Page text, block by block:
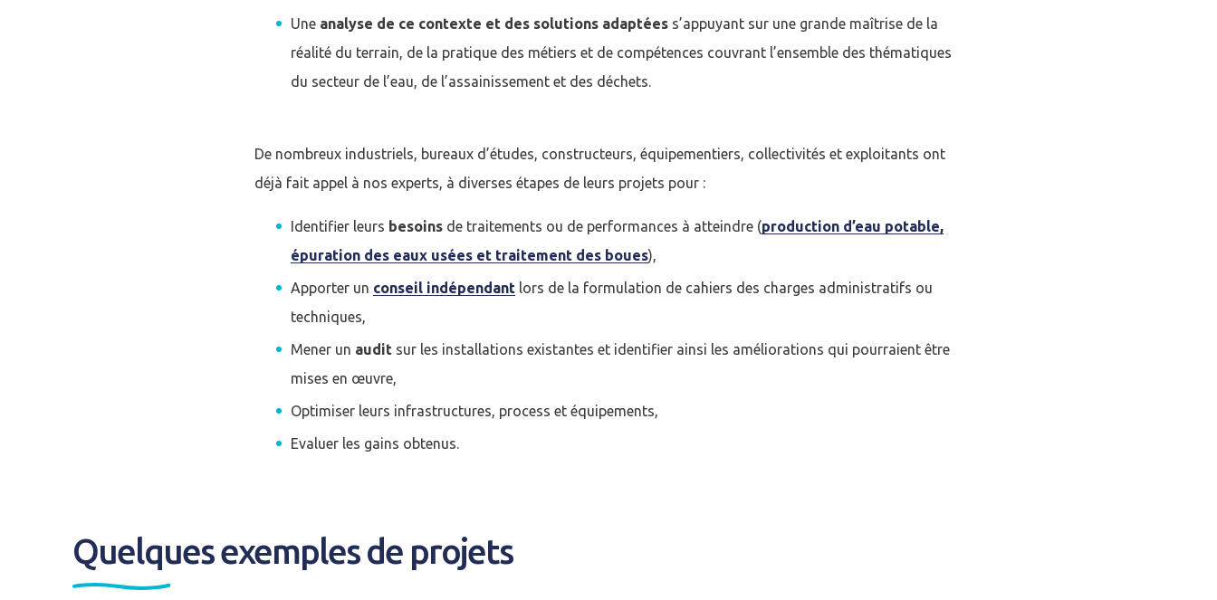
Une analyse de ce contexte et des solutions adaptées s’appuyant sur une grande maîtrise de la
réalité du terrain, de la pratique des métiers et de compétences couvrant l’ensemble des thématiques
du secteur de l’eau, de l’assainissement et des déchets.
De nombreux industriels, bureaux d’études, constructeurs, équipementiers, collectivités et exploitants ont
déjà fait appel à nos experts, à diverses étapes de leurs projets pour :
Identifier leurs besoins de traitements ou de performances à atteindre (production d’eau potable,
épuration des eaux usées et traitement des boues),
Apporter un conseil indépendant lors de la formulation de cahiers des charges administratifs ou
techniques,
Mener un audit sur les installations existantes et identifier ainsi les améliorations qui pourraient être
mises en œuvre,
Optimiser leurs infrastructures, process et équipements,
Evaluer les gains obtenus.
Quelques exemples de projets
J'ai déjà un compte